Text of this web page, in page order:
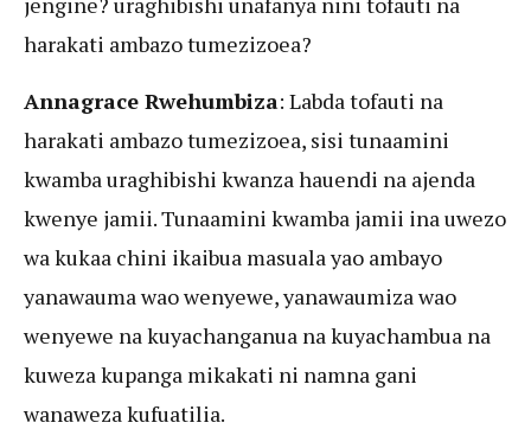
harakati ambazo tumezizoea?
Annagrace Rwehumbiza: Labda tofauti na
harakati ambazo tumezizoea, sisi tunaamini
kwamba uraghibishi kwanza hauendi na ajenda
kwenye jamii. Tunaamini kwamba jamii ina uwezo
wa kukaa chini ikaibua masuala yao ambayo
yanawauma wao wenyewe, yanawaumiza wao
wenyewe na kuyachanganua na kuyachambua na
kuweza kupanga mikakati ni namna gani
wanaweza kufuatilia.